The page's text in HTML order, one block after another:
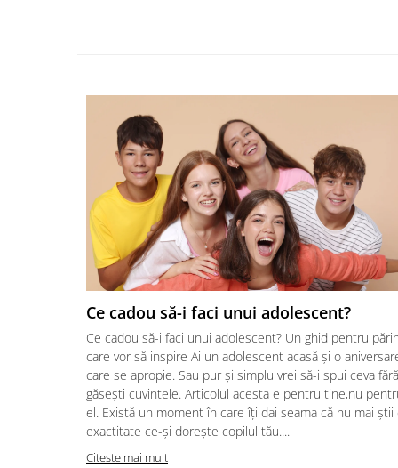
Ce cadou să-i faci unui adolescent?
Ce cadou să-i faci unui adolescent? Un ghid pentru
care vor să inspire Ai un adolescent acasă și o
care se apropie. Sau pur și simplu vrei să-i spui ceva
găsești cuvintele. Articolul acesta e pentru tine,nu
el. Există un moment în care îți dai seama că nu mai știi
exactitate ce-și dorește copilul tău....
Citeste mai mult